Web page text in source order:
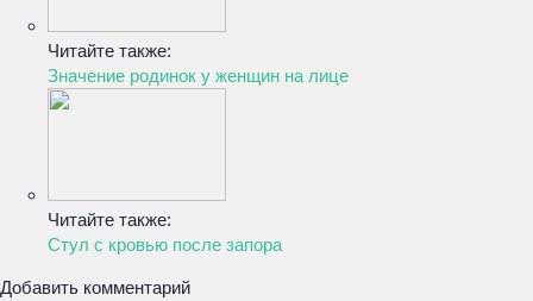
Читайте также:
Значение родинок у женщин на лице
Читайте также:
Стул с кровью после запора
Добавить комментарий